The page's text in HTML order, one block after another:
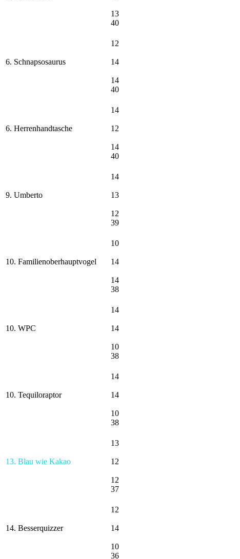
13
40
6. Schnapsosaurus
12
14
14
40
6. Herrenhandtasche
14
12
14
40
9. Umberto
14
13
12
39
10. Familienoberhauptvogel
10
14
14
38
10. WPC
14
14
10
38
10. Tequiloraptor
14
14
10
38
13. Blau wie Kakao
13
12
12
37
14. Besserquizzer
12
14
10
36